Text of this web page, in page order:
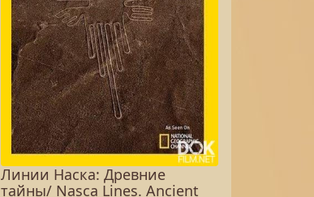
Линии Наска: Древние
тайны/ Nasca Lines. Ancient